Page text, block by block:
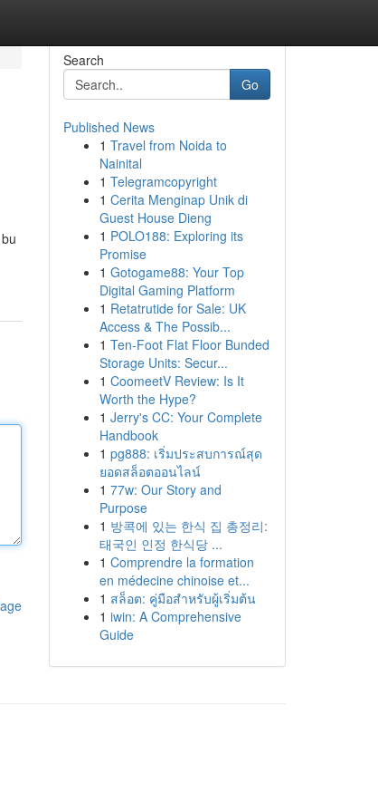
Search
Go
Published News
1 Travel from Noida to
Nainital
1 Telegramcopyright
1 Cerita Menginap Unik di
Guest House Dieng
1 POLO188: Exploring its
Promise
1 Gotogame88: Your Top
Digital Gaming Platform
1 Retatrutide for Sale: UK
Access & The Possib...
1 Ten-Foot Flat Floor Bunded
Storage Units: Secur...
1 CoomeetV Review: Is It
Worth the Hype?
1 Jerry's CC: Your Complete
Handbook
1 pg888: เริ่มประสบการณ์สุด
ยอดสล็อตออนไลน์
1 77w: Our Story and
Purpose
1 방콕에 있는 한식 집 총정리:
태국인 인정 한식당 ...
1 Comprendre la formation
en médecine chinoise et...
1 สล็อต: คู่มือสำหรับผู้เริ่มต้น
1 iwin: A Comprehensive
Guide